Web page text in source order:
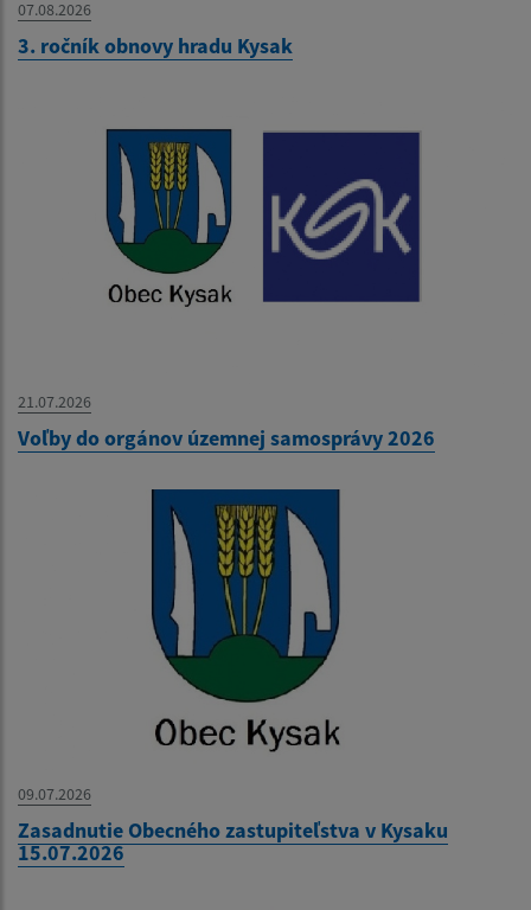
07.08.2026
3. ročník obnovy hradu Kysak
21.07.2026
Voľby do orgánov územnej samosprávy 2026
09.07.2026
Zasadnutie Obecného zastupiteľstva v Kysaku
15.07.2026